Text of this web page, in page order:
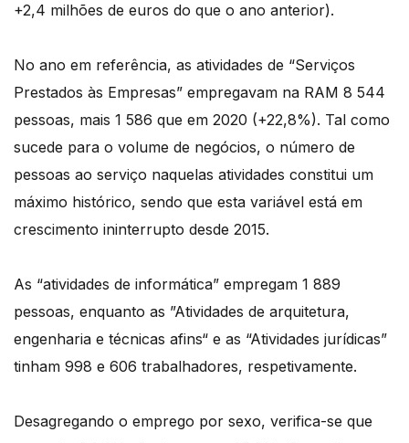
+2,4 milhões de euros do que o ano anterior).
No ano em referência, as atividades de “Serviços
Prestados às Empresas” empregavam na RAM 8 544
pessoas, mais 1 586 que em 2020 (+22,8%). Tal como
sucede para o volume de negócios, o número de
pessoas ao serviço naquelas atividades constitui um
máximo histórico, sendo que esta variável está em
crescimento ininterrupto desde 2015.
As “atividades de informática” empregam 1 889
pessoas, enquanto as ”Atividades de arquitetura,
engenharia e técnicas afins“ e as “Atividades jurídicas”
tinham 998 e 606 trabalhadores, respetivamente.
Desagregando o emprego por sexo, verifica-se que